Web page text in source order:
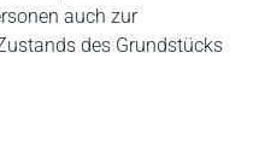
auch zur
des Grundstücks